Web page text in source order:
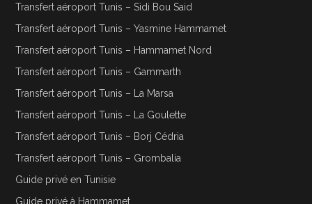
Transfert aéroport Tunis – Sidi Bou Said
Transfert aéroport Tunis – Yasmine Hammamet
Transfert aéroport Tunis – Hammamet Nord
Transfert aéroport Tunis – Gammarth
Transfert aéroport Tunis – La Marsa
Transfert aéroport Tunis – La Goulette
Transfert aéroport Tunis – Borj Cédria
Transfert aéroport Tunis – Grombalia
Guide privé en Tunisie
Guide privé à Hammamet